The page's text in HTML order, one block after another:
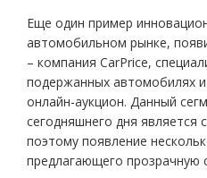
Еще один пример
автомобильном рынке,
– компания CarPrice,
подержанных автомобилях
онлайн-аукцион. Данный
сегодняшнего дня является
поэтому появление
предлагающего прозрачную